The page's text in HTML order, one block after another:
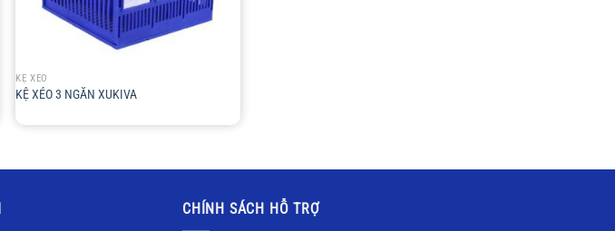
KỆ XÉO
KỆ XÉO 3 NGĂN XUKIVA
CHÍNH SÁCH HỖ TRỢ